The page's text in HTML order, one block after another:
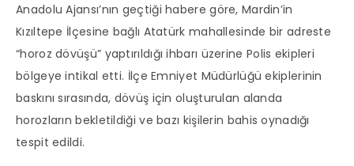
Anadolu Ajansı’nın geçtiği habere göre, Mardin’in
Kızıltepe İlçesine bağlı Atatürk mahallesinde bir adreste
“horoz dövüşü” yaptırıldığı ihbarı üzerine Polis ekipleri
bölgeye intikal etti. İlçe Emniyet Müdürlüğü ekiplerinin
baskını sırasında, dövüş için oluşturulan alanda
horozların bekletildiği ve bazı kişilerin bahis oynadığı
tespit edildi.